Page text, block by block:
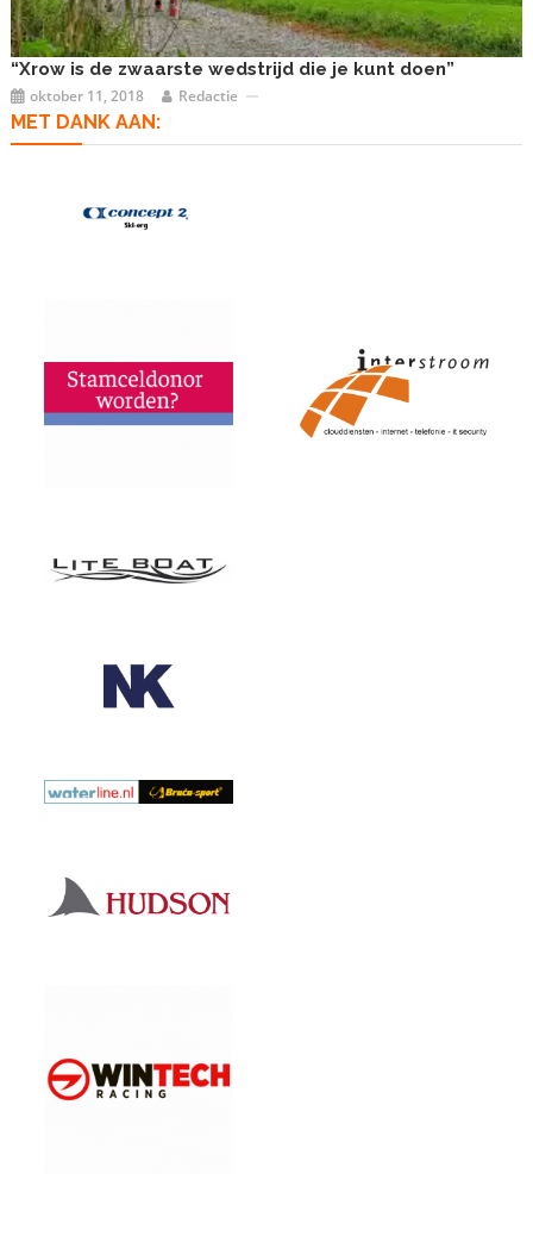
“Xrow is de zwaarste wedstrijd die je kunt doen”
oktober 11, 2018 Redactie
MET DANK AAN: